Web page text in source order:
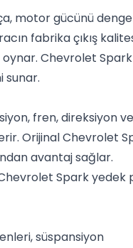
motor gücünü
fabrika çıkış
oynar. Chevrolet Spark
sunar.
fren, direksiyon ve
Orijinal Chevrolet
avantaj sağlar.
Spark yedek
süspansiyon